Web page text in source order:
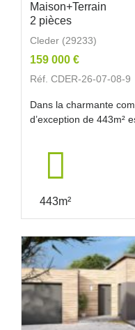
Maison+Terrain
2 pièces
Cleder (29233)
159 000 €
Réf. CDER-26-07-08-9
Dans la charmante
d’exception de 443m²
443m²